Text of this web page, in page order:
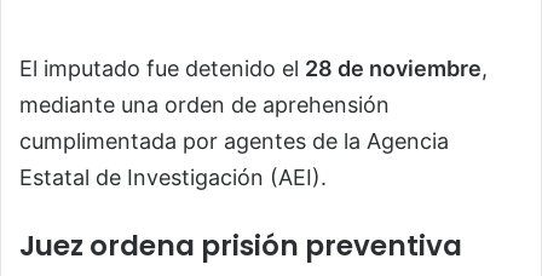
El imputado fue detenido el 28 de noviembre,
mediante una orden de aprehensión
cumplimentada por agentes de la Agencia
Estatal de Investigación (AEI).
Juez ordena prisión preventiva